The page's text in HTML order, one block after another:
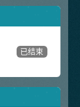
已结束